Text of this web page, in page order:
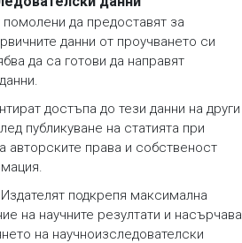
да предоставят за
данни от проучването си
да са готови да направят
достъпа до тези данни на други
публикуване на статията при
авторските права и собственост
подкрепя максимална
на научните резултати и насърчава
на научноизследователски